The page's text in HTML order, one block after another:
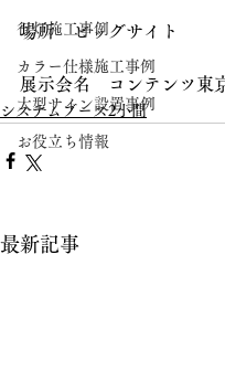
行灯施工事例
カラー仕様施工事例
大型サイン設置事例
お役立ち情報
場所　ビッグサイト
展示会名　コンテンツ東
システムブース2小間
最新記事